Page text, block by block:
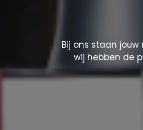
Bij ons staan
wij hebben de